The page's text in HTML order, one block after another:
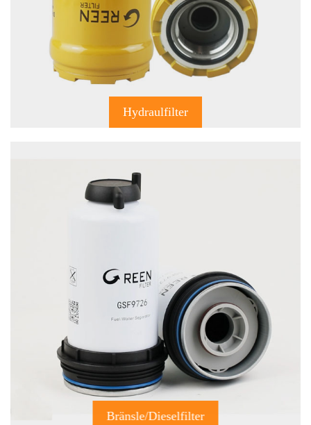
Hydraulfilter
Bränsle/dieselfilter